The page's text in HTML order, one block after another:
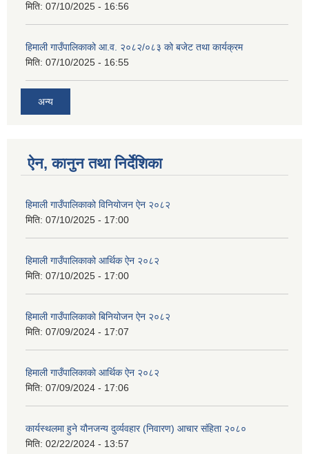
मिति: 07/10/2025 - 16:56
हिमाली गाउँपालिकाको आ.व. २०८२/०८३ को बजेट तथा कार्यक्रम
मिति: 07/10/2025 - 16:55
अन्य
ऐन, कानुन तथा निर्देशिका
हिमाली गाउँपालिकाको विनियोजन ऐन २०८२
मिति: 07/10/2025 - 17:00
हिमाली गाउँपालिकाको आर्थिक ऐन २०८२
मिति: 07/10/2025 - 17:00
हिमाली गाउँपालिकाकाे बिनियोजन ऐन २०८२
मिति: 07/09/2024 - 17:07
हिमाली गाउँपालिकाकाे आर्थिक ऐन २०८२
मिति: 07/09/2024 - 17:06
कार्यस्थलमा हुने यौनजन्य दुर्व्यवहार (निवारण) आचार संहिता २०८०
मिति: 02/22/2024 - 13:57